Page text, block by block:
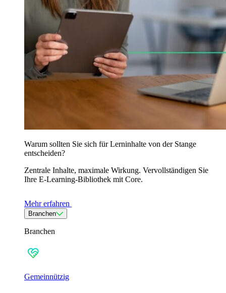
Warum sollten Sie sich für Lerninhalte von der Stange
entscheiden?
Zentrale Inhalte, maximale Wirkung. Vervollständigen Sie
Ihre E-Learning-Bibliothek mit Core.
Mehr erfahren
Branchen
Branchen
Gemeinnützig